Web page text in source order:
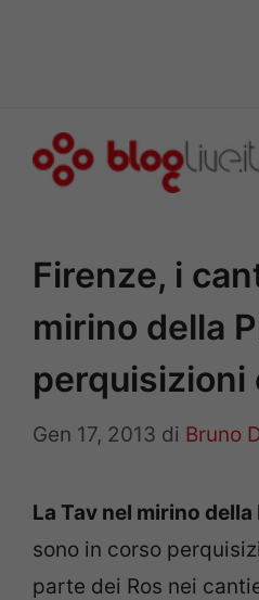
Firenze, i
mirino della
perquisizioni
Gen 17, 2013 di Bruno
La Tav nel mirino
sono in corso
parte dei Ros nei